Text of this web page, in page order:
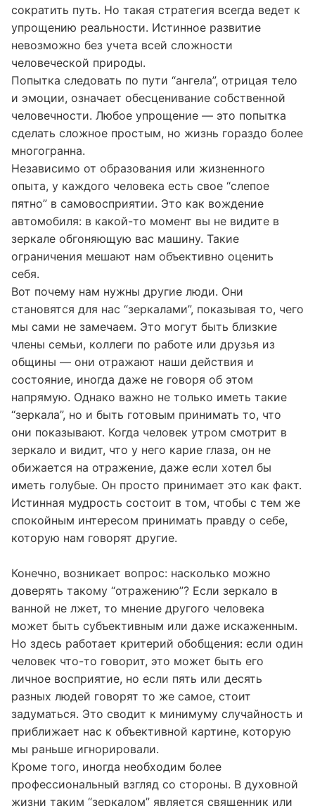
Стремление получить результат здесь и сейчас,
минуя длительные процессы, — это попытка
сократить путь. Но такая стратегия всегда ведет к
упрощению реальности. Истинное развитие
невозможно без учета всей сложности
человеческой природы.
Попытка следовать по пути “ангела”, отрицая тело
и эмоции, означает обесценивание собственной
человечности. Любое упрощение — это попытка
сделать сложное простым, но жизнь гораздо более
многогранна.
Независимо от образования или жизненного
опыта, у каждого человека есть свое “слепое
пятно” в самовосприятии. Это как вождение
автомобиля: в какой-то момент вы не видите в
зеркале обгоняющую вас машину. Такие
ограничения мешают нам объективно оценить
себя.
Вот почему нам нужны другие люди. Они
становятся для нас “зеркалами”, показывая то, чего
мы сами не замечаем. Это могут быть близкие
члены семьи, коллеги по работе или друзья из
общины — они отражают наши действия и
состояние, иногда даже не говоря об этом
напрямую. Однако важно не только иметь такие
“зеркала”, но и быть готовым принимать то, что
они показывают. Когда человек утром смотрит в
зеркало и видит, что у него карие глаза, он не
обижается на отражение, даже если хотел бы
иметь голубые. Он просто принимает это как факт.
Истинная мудрость состоит в том, чтобы с тем же
которую нам говорят другие.
Конечно, возникает вопрос: насколько можно
доверять такому “отражению”? Если зеркало в
ванной не лжет, то мнение другого человека
может быть субъективным или даже искаженным.
Но здесь работает критерий обобщения: если один
человек что-то говорит, это может быть его
личное восприятие, но если пять или десять
разных людей говорят то же самое, стоит
задуматься. Это сводит к минимуму случайность и
приближает нас к объективной картине, которую
мы раньше игнорировали.
Кроме того, иногда необходим более